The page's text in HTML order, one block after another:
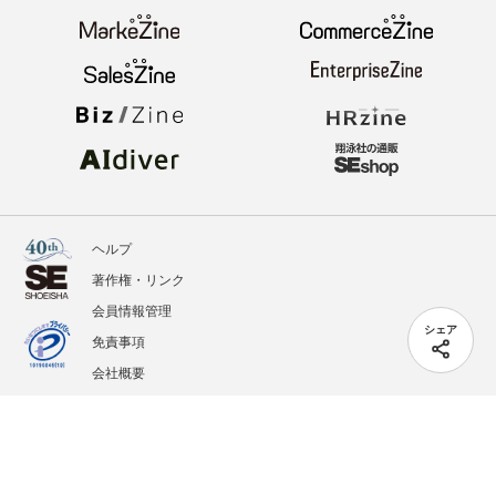
シェア
ヘルプ
著作権・リンク
会員情報管理
免責事項
会社概要